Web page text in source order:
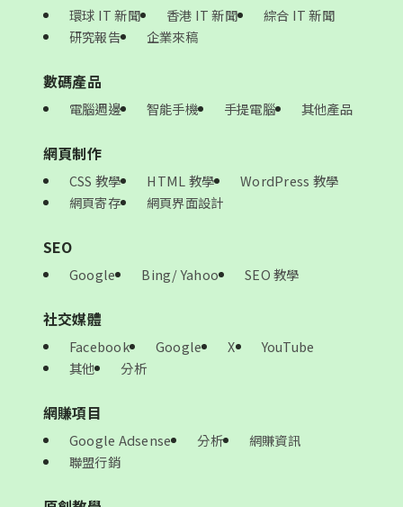
環球 IT 新聞 香港 IT 新聞
綜合 IT 新聞
研究報告
企業來稿
數碼產品
電腦週邊 智能手機 手提電腦 其他產品
網頁制作
CSS 教學 HTML 教學
WordPress 教學
網頁寄存
網頁界面設計
SEO
Google Bing/ Yahoo SEO 教學
社交媒體
Facebook Google X
YouTube
其他
分析
網賺項目
Google Adsense 分析
網賺資訊
聯盟行銷